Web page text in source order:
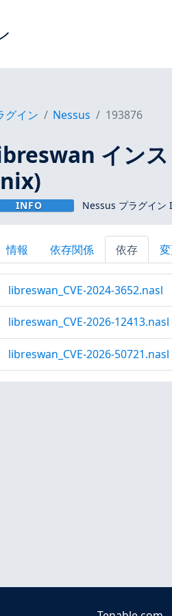
グイン Nessus 193876
イン
INFO Nessus プラグイン
情報 依存関係 依存
libreswan_CVE-2024-3652.nasl
libreswan_CVE-2026-12413.nasl
libreswan_CVE-2026-50721.nasl